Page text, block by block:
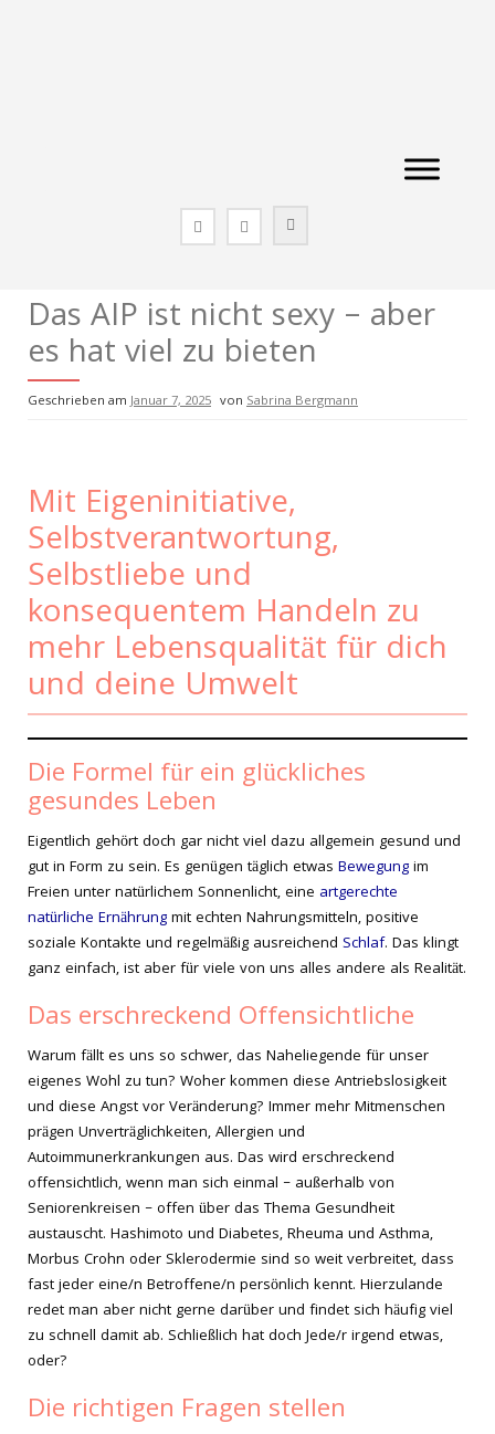
Das AIP ist nicht sexy – aber
es hat viel zu bieten
Geschrieben amJanuar 7, 2025 von Sabrina Bergmann
Mit Eigeninitiative,
Selbstverantwortung,
Selbstliebe und
konsequentem Handeln zu
mehr Lebensqualität für dich
und deine Umwelt
Die Formel für ein glückliches
gesundes Leben
Eigentlich gehört doch gar nicht viel dazu allgemein gesund und
gut in Form zu sein. Es genügen täglich etwas Bewegungim
Freien unter natürlichem Sonnenlicht, eine artgerechte
natürliche Ernährungmit echten Nahrungsmitteln, positive
soziale Kontakte und regelmäßig ausreichend Schlaf. Das klingt
ganz einfach, ist aber für viele von uns alles andere als Realität.
Das erschreckend Offensichtliche
Warum fällt es uns so schwer, das Naheliegende für unser
eigenes Wohl zu tun? Woher kommen diese Antriebslosigkeit
und diese Angst vor Veränderung? Immer mehr Mitmenschen
prägen Unverträglichkeiten, Allergien und
Autoimmunerkrankungen aus. Das wird erschreckend
offensichtlich, wenn man sich einmal – außerhalb von
Seniorenkreisen – offen über das Thema Gesundheit
austauscht. Hashimoto und Diabetes, Rheuma und Asthma,
Morbus Crohn oder Sklerodermie sind so weit verbreitet, dass
fast jeder eine/n Betroffene/n persönlich kennt. Hierzulande
redet man aber nicht gerne darüber und findet sich häufig viel
zu schnell damit ab. Schließlich hat doch Jede/r irgend etwas,
oder?
Die richtigen Fragen stellen